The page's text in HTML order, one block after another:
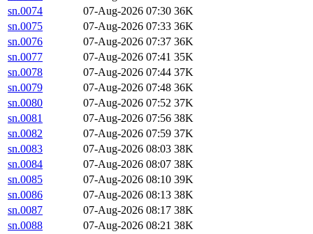
sn.0074
07-Aug-2026 07:30 36K
sn.0075
07-Aug-2026 07:33 36K
sn.0076
07-Aug-2026 07:37 36K
sn.0077
07-Aug-2026 07:41 35K
sn.0078
07-Aug-2026 07:44 37K
sn.0079
07-Aug-2026 07:48 36K
sn.0080
07-Aug-2026 07:52 37K
sn.0081
07-Aug-2026 07:56 38K
sn.0082
07-Aug-2026 07:59 37K
sn.0083
07-Aug-2026 08:03 38K
sn.0084
07-Aug-2026 08:07 38K
sn.0085
07-Aug-2026 08:10 39K
sn.0086
07-Aug-2026 08:13 38K
sn.0087
07-Aug-2026 08:17 38K
sn.0088
07-Aug-2026 08:21 38K